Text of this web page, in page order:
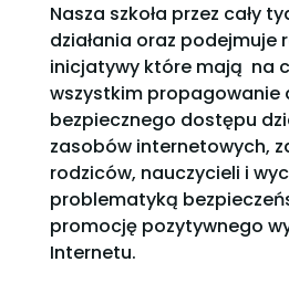
Nasza szkoła przez cały
działania oraz podejmuje
inicjatywy które mają na
wszystkim propagowanie
bezpiecznego dostępu
zasobów internetowych,
rodziców, nauczycieli i
problematyką
promocję pozytywnego
Internetu.